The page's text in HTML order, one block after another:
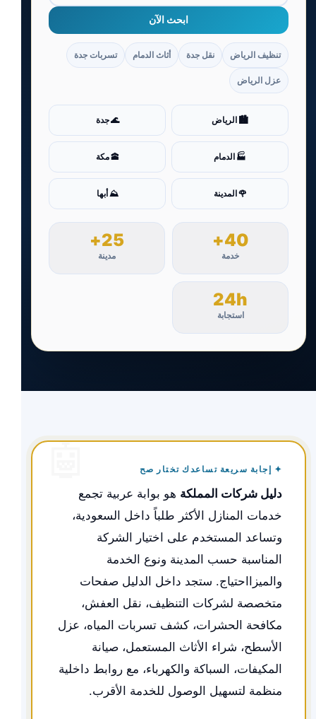
ابحث الآن
تنظيف الرياض نقل جدة أثاث الدمام تسربات جدة
عزل الرياض
🏙️ الرياض 🌊 جدة
🏭 الدمام 🕋 مكة
🌹 المدينة ⛰️ أبها
40+
خدمة
25+
مدينة
24h
استجابة
✦ إجابة سريعة تساعدك تختار صح
دليل شركات المملكة هو بوابة عربية تجمع
خدمات المنازل الأكثر طلباً داخل السعودية،
وتساعد المستخدم على اختيار الشركة
المناسبة حسب المدينة ونوع الخدمة
والميزااحتياج. ستجد داخل الدليل صفحات
متخصصة لشركات التنظيف، نقل العفش،
مكافحة الحشرات، كشف تسربات المياه، عزل
الأسطح، شراء الأثاث المستعمل، صيانة
المكيفات، السباكة والكهرباء، مع روابط داخلية
منظمة لتسهيل الوصول للخدمة الأقرب.